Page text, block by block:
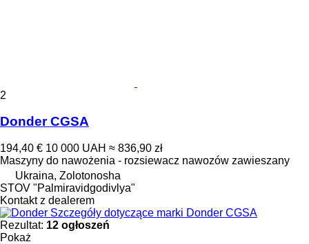
2
Donder CGSA
194,40 € 10 000 UAH ≈ 836,90 zł
Maszyny do nawożenia - rozsiewacz nawozów zawieszany
Ukraina, Zolotonosha
STOV "Palmiravidgodivlya"
Kontakt z dealerem
Szczegóły dotyczące marki Donder CGSA
Rezultat: 12 ogłoszeń
Pokaż